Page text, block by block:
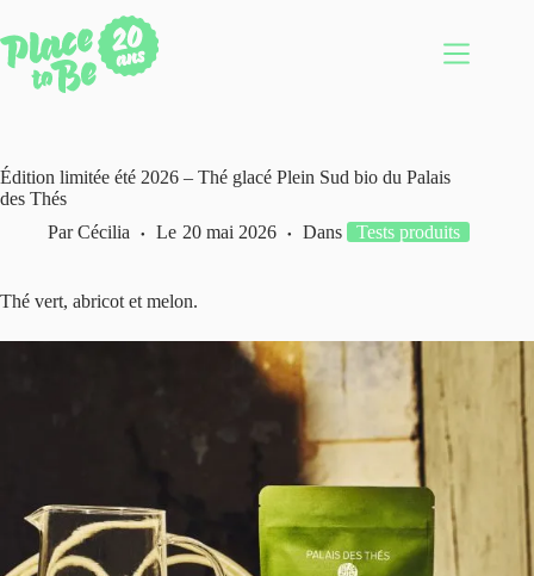
au
contenu
Édition limitée été 2026 – Thé glacé Plein Sud bio du Palais
des Thés
Par Cécilia Le 20 mai 2026 Dans Tests produits
Thé vert, abricot et melon.